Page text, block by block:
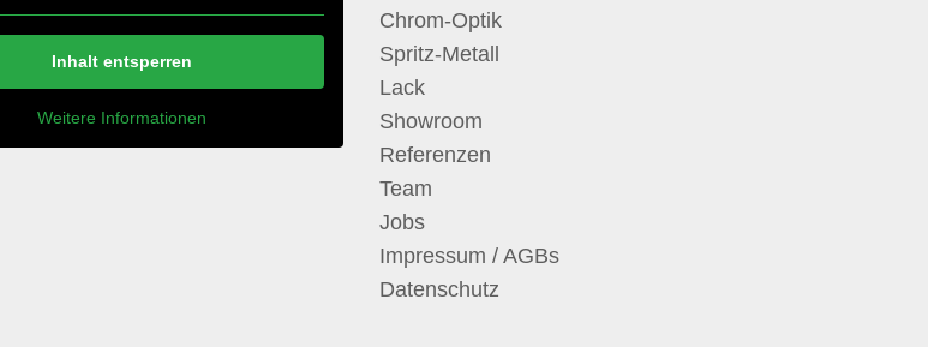
Inhalt entsperren
Weitere Informationen
Chrom-Optik
Spritz-Metall
Lack
Showroom
Referenzen
Team
Jobs
Impressum / AGBs
Datenschutz